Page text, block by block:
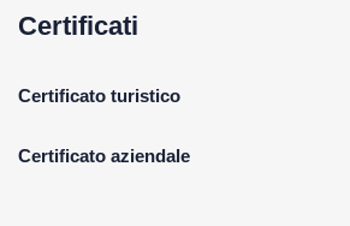
Certificati
Certificato turistico
Certificato aziendale